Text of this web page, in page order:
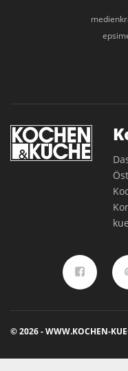
© 2026 - WWW.KOCHEN-